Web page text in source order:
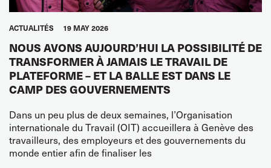
ACTUALITÉS 19 MAY 2026
NOUS AVONS AUJOURD’HUI LA POSSIBILITÉ DE
TRANSFORMER À JAMAIS LE TRAVAIL DE
PLATEFORME – ET LA BALLE EST DANS LE
CAMP DES GOUVERNEMENTS
Dans un peu plus de deux semaines, l’Organisation
internationale du Travail (OIT) accueillera à Genève des
travailleurs, des employeurs et des gouvernements du
monde entier afin de finaliser les